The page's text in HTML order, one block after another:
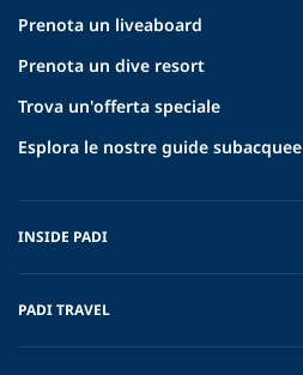
Prenota un liveaboard
Prenota un dive resort
Trova un'offerta speciale
Esplora le nostre guide subacquee
INSIDE PADI
PADI TRAVEL